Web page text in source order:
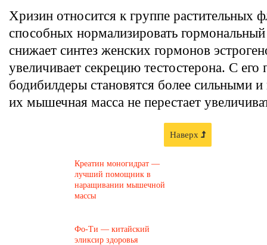
Хризин относится к группе растительных
способных нормализировать
снижает синтез женских гормонов
увеличивает секрецию тестостерона. С
бодибилдеры становятся более сильными
их мышечная масса не перестает
Наверх
Креатин моногидрат —
лучший помощник в
наращивании мышечной
массы
Фо-Ти — китайский
эликсир здоровья